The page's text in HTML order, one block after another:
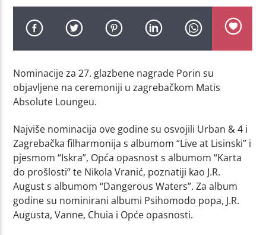
Nominacije za 27. glazbene nagrade Porin su
objavljene na ceremoniji u zagrebačkom Matis
Absolute Loungeu.
Najviše nominacija ove godine su osvojili Urban & 4 i
Zagrebačka filharmonija s albumom “Live at Lisinski” i
pjesmom “Iskra”, Opća opasnost s albumom “Karta
do prošlosti” te Nikola Vranić, poznatiji kao J.R.
August s albumom “Dangerous Waters”. Za album
godine su nominirani albumi Psihomodo popa, J.R.
Augusta, Vanne, Chuia i Opće opasnosti.